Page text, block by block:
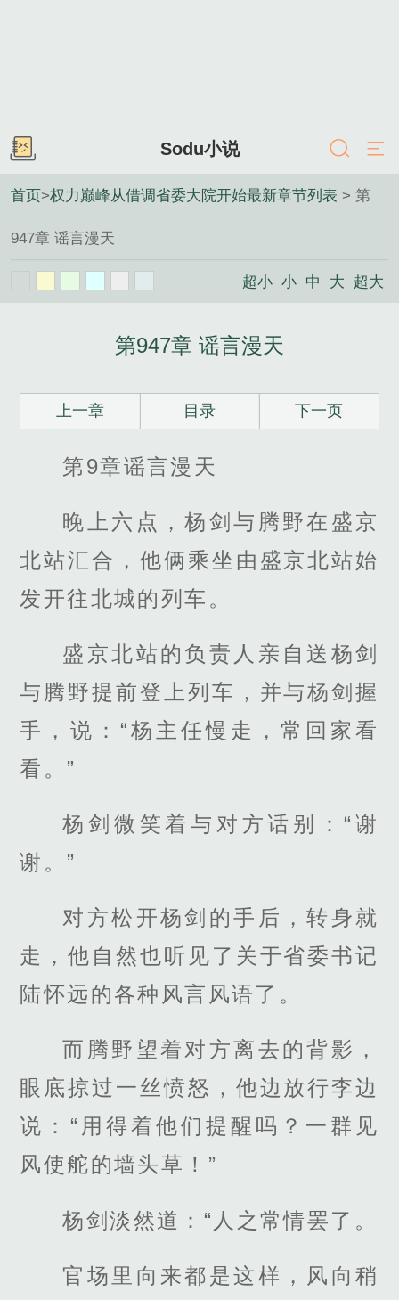
Sodu小说
首页>权力巅峰从借调省委大院开始最新章节列表 > 第
947章 谣言漫天
超小 小 中 大 超大
第947章 谣言漫天
上一章 目录 下一页
第9章谣言漫天
晚上六点，杨剑与腾野在盛京
北站汇合，他俩乘坐由盛京北站始
发开往北城的列车。
盛京北站的负责人亲自送杨剑
与腾野提前登上列车，并与杨剑握
手，说：“杨主任慢走，常回家看
看。”
杨剑微笑着与对方话别：“谢
谢。”
对方松开杨剑的手后，转身就
走，他自然也听见了关于省委书记
陆怀远的各种风言风语了。
而腾野望着对方离去的背影，
眼底掠过一丝愤怒，他边放行李边
说：“用得着他们提醒吗？一群见
风使舵的墙头草！”
杨剑淡然道：“人之常情罢了。
官场里向来都是这样，风向稍